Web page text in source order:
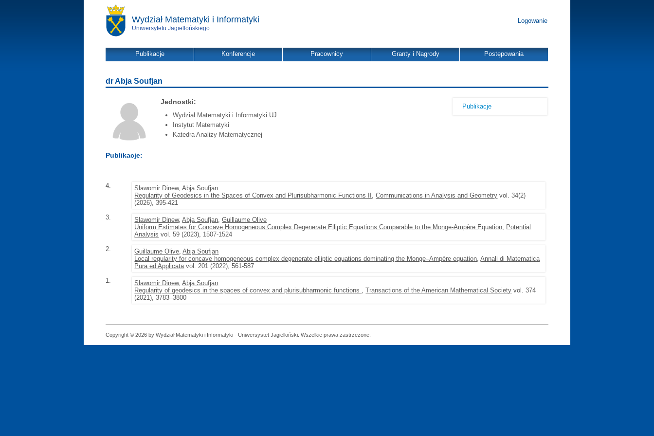
Wydział Matematyki i Informatyki
Uniwersytetu Jagiellońskiego
Logowanie
Publikacje Konferencje Pracownicy Granty i Nagrody Postępowania
dr Abja Soufjan
Jednostki:
Wydział Matematyki i Informatyki UJ
Instytut Matematyki
Katedra Analizy Matematycznej
Publikacje
Publikacje:
4. Sławomir Dinew,Abja Soufjan
Regularity of Geodesics in the Spaces of Convex and Plurisubharmonic Functions II ,Communications in Analysis and Geometry vol. 34(2)
(2026), 395-421
3.
Sławomir Dinew,Abja Soufjan ,Guillaume Olive
Uniform Estimates for Concave Homogeneous Complex Degenerate Elliptic Equations Comparable to the Monge-Ampère Equation Potential
Analysis vol. 59 (2023), 1507-1524
2.
Guillaume Olive ,Abja Soufjan
Local regularity for concave homogeneous complex degenerate elliptic equations dominating the Monge–Ampère equation ,Annali di Matematica
Pura ed Applicata vol. 201 (2022), 561-587
1.
Sławomir Dinew,Abja Soufjan
Regularity of geodesics in the spaces of convex and plurisubharmonic functions
,Transactions of the American Mathematical Society vol. 374
(2021), 3783–3800
Copyright © 2026 by Wydział Matematyki i Informatyki - Uniwersystet Jagielloński. Wszelkie prawa zastrzeżone.